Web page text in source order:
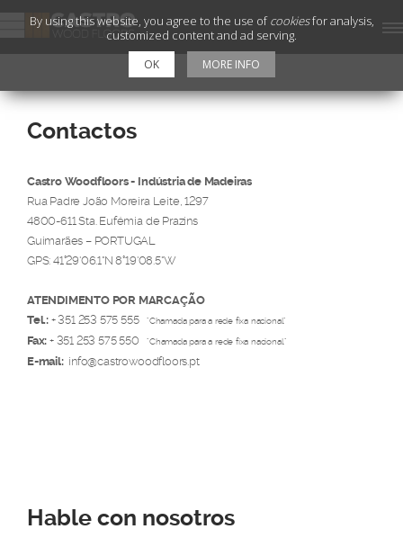
Contactos
Castro Woodfloors - Indústria de Madeiras
Rua Padre João Moreira Leite, 1297
4800-611 Sta. Eufémia de Prazins
Guimarães – PORTUGAL
GPS: 41°29'06.1"N 8°19'08.5"W
ATENDIMENTO POR MARCAÇÃO
Tel.: + 351 253 575 555 "Chamada para a rede fixa nacional"
Fax: + 351 253 575 550"Chamada para a rede fixa nacional"
E-mail:info@castrowoodfloors.pt
Hable con nosotros
By using this website, you agree to the use ofcookiesfor analysis,
customized content and ad serving.
OK MORE INFO